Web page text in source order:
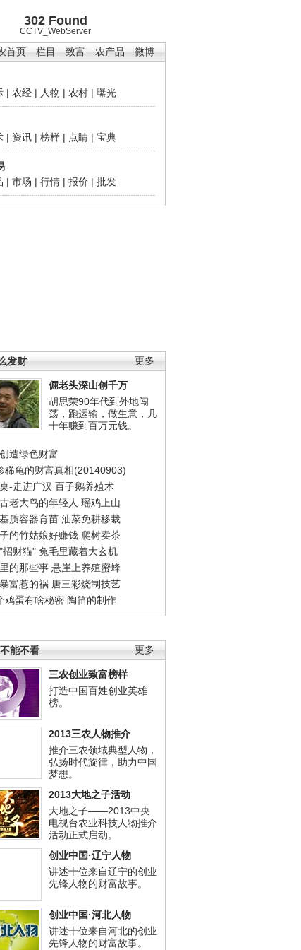
302 Found
CCTV_WebServer
首页 栏目 致富 农产品 微博
| 农经 | 人物 | 农村 | 曝光
| 资讯 | 榜样 | 点睛 | 宝典
| 市场 | 行情 | 报价 | 批发
更多
发财
倔老头深山创千万
胡思荣90年代到外地闯
荡，跑运输，做生意，几
十年赚到百万元钱。
造绿色财富
稀龟的财富真相(20140903)
-走进广汉 百子鹅养殖术
老大鸟的年轻人 瑶鸡上山
质容器育苗 油菜免耕移栽
的竹姑娘好赚钱 爬树卖茶
招财猫" 兔毛里藏着大玄机
的那些事 悬崖上养殖蜜蜂
富惹的祸 唐三彩烧制技艺
鸡蛋有啥秘密 陶笛的制作
更多
能不看
三农创业致富榜样
打造中国百姓创业英雄
榜。
2013三农人物推介
推介三农领域典型人物，
弘扬时代旋律，助力中国
梦想。
2013大地之子活动
大地之子——2013中央
电视台农业科技人物推介
活动正式启动。
创业中国·辽宁人物
讲述十位来自辽宁的创业
先锋人物的财富故事。
创业中国·河北人物
讲述十位来自河北的创业
先锋人物的财富故事。